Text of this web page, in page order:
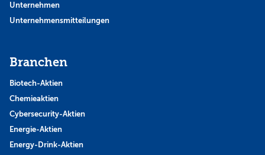
Unternehmen
Unternehmensmitteilungen
Branchen
Biotech-Aktien
Chemieaktien
Cybersecurity-Aktien
Energie-Aktien
Energy-Drink-Aktien